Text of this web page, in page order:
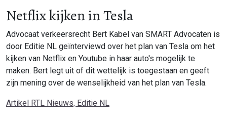
Netflix kijken in Tesla
Advocaat verkeersrecht Bert Kabel van SMART Advocaten is
door Editie NL geïnterviewd over het plan van Tesla om het
kijken van Netflix en Youtube in haar auto's mogelijk te
maken. Bert legt uit of dit wettelijk is toegestaan en geeft
zijn mening over de wenselijkheid van het plan van Tesla.
Artikel RTL Nieuws, Editie NL